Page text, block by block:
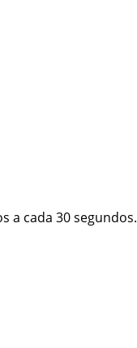
a cada 30 segundos.